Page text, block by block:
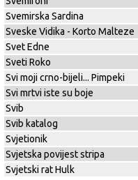
Svemirska Sardina
Sveske Vidika - Korto Malteze
Svet Edne
Sveti Roko
Svi moji crno-bijeli... Pimpeki
Svi mrtvi iste su boje
Svib
Svib katalog
Svjetionik
Svjetska povijest stripa
Svjetski rat Hulk